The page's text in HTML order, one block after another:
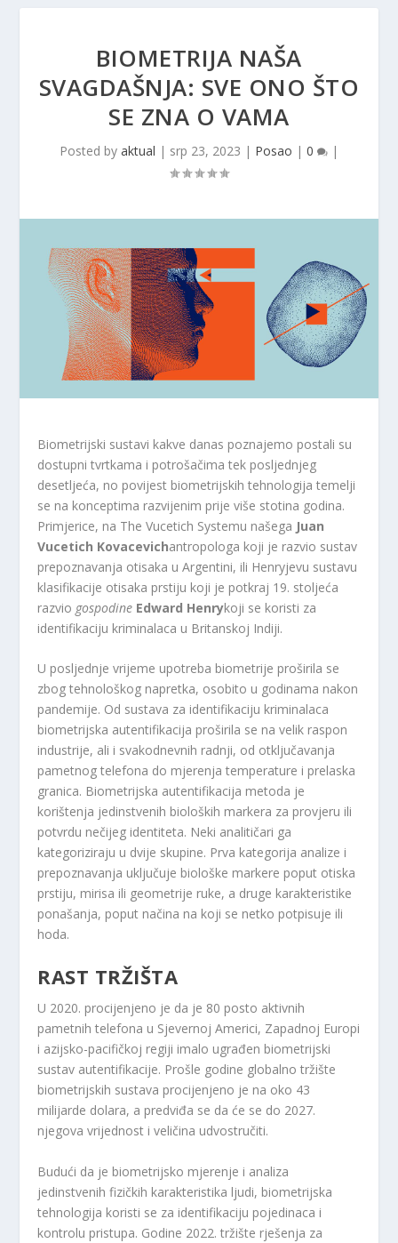
BIOMETRIJA NAŠA
SVAGDAŠNJA: SVE ONO ŠTO
SE ZNA O VAMA
Posted by aktual | srp 23, 2023 | Posao | 0 |
Biometrijski sustavi kakve danas poznajemo postali su
dostupni tvrtkama i potrošačima tek posljednjeg
desetljeća, no povijest biometrijskih tehnologija temelji
se na konceptima razvijenim prije više stotina godina.
Primjerice, na The Vucetich Systemu našega Juan
Vucetich Kovacevichantropologa koji je razvio sustav
prepoznavanja otisaka u Argentini, ili Henryjevu sustavu
klasifikacije otisaka prstiju koji je potkraj 19. stoljeća
razvio gospodine Edward Henrykoji se koristi za
identifikaciju kriminalaca u Britanskoj Indiji.
U posljednje vrijeme upotreba biometrije ​proširila se
zbog tehnološkog napretka, osobito u godinama nakon
pandemije. Od sustava za identifikaciju kriminalaca
biometrijska autentifikacija ​proširila se na velik raspon
industrije, ali i svakodnevnih radnji, od otključavanja
pametnog telefona do mjerenja temperature i prelaska
granica. Biometrijska autentifikacija​ metoda je
korištenja jedinstvenih bioloških markera za provjeru ili
potvrdu nečijeg identiteta. Neki analitičari ga
kategoriziraju u dvije skupine. Prva kategorija analize i
prepoznavanja uključuje biološke markere poput otiska
prstiju, mirisa ili geometrije ruke, a druge karakteristike
ponašanja, poput načina na koji se netko potpisuje ili
hoda.
RAST TRŽIŠTA
U 2020. procijenjeno je da je 80 posto aktivnih
pametnih telefona u Sjevernoj Americi, Zapadnoj Europi
i azijsko-pacifičkoj regiji imalo ugrađen biometrijski
sustav autentifikacije. Prošle godine globalno tržište
biometrijskih sustava procijenjeno je na oko 43
milijarde dolara, a predviđa se da će se do 2027.
njegova vrijednost i veličina udvostručiti.
Budući da je biometrijsko mjerenje i analiza
jedinstvenih fizičkih karakteristika ljudi, biometrijska
tehnologija koristi se za identifikaciju pojedinaca i
kontrolu pristupa. Godine 2022. tržište rješenja za